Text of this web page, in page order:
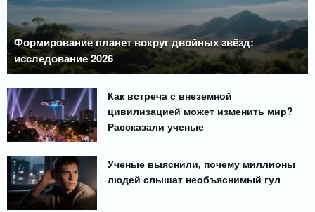
Формирование планет вокруг двойных звёзд:
исследование 2026
Как встреча с внеземной
цивилизацией может изменить мир?
Рассказали ученые
Ученые выяснили, почему миллионы
людей слышат необъяснимый гул